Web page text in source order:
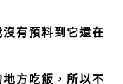
有預料到它還在
方吃飯，所以不